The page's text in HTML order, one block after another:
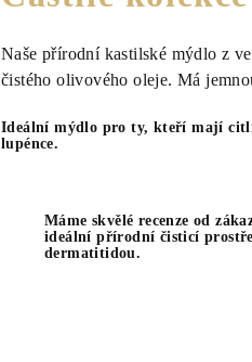
Naše přírodní kastilské mýdlo z
čistéhoolivového oleje. Má
Ideální mýdlo pro ty, kteří mají
lupénce.
Máme skvělé recenze od
ideální přírodní čisticí
dermatitidou.